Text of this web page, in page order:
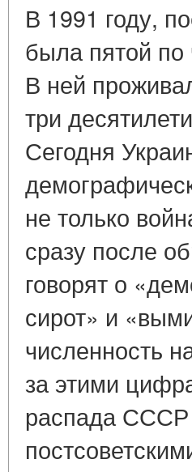
В 1991 году,
была пятой по
В ней
три
Сегодня
не только
сразу после
говорят о
сирот» и
численность
за этими
распада СССР